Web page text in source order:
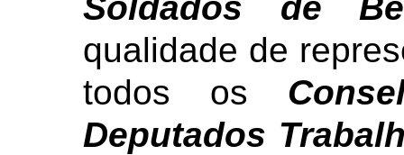
qualidade de
todos os
Deputados